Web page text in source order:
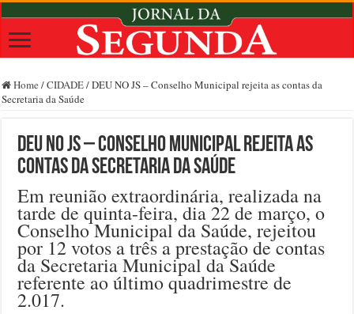
Home /CIDADE/DEU NO JS – Conselho Municipal rejeita as contas da
Secretaria da Saúde
DEU NO JS – Conselho Municipal rejeita as
contas da Secretaria da Saúde
Em reunião extraordinária, realizada na
tarde de quinta-feira, dia 22 de março, o
Conselho Municipal da Saúde, rejeitou
por 12 votos a três a prestação de contas
da Secretaria Municipal da Saúde
referente ao último quadrimestre de
2.017.